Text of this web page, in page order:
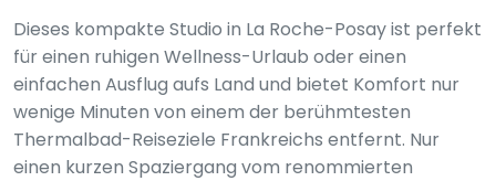
Dieses kompakte Studio in La Roche-Posay ist perfekt
für einen ruhigen Wellness-Urlaub oder einen
einfachen Ausflug aufs Land und bietet Komfort nur
wenige Minuten von einem der berühmtesten
Thermalbad-Reiseziele Frankreichs entfernt. Nur
einen kurzen Spaziergang vom renommierten